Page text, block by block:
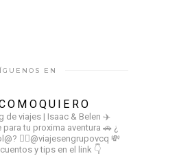
EN
de viajes | Isaac & Belen ✈️
para tu proxima aventura 🚗 ¿
👉🏻@viajesengrupovcq 💸
y tips en el link 👇